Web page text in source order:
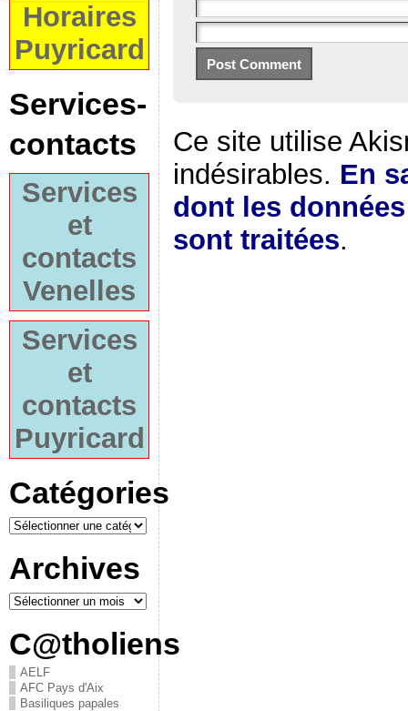
Horaires
Puyricard
Services-
contacts
Services
et
contacts
Venelles
Services
et
contacts
Puyricard
Catégories
Archives
C@tholiens
AELF
AFC Pays d'Aix
Basiliques papales
Ce site utilise
indésirables. En
dont les
sont traitées.